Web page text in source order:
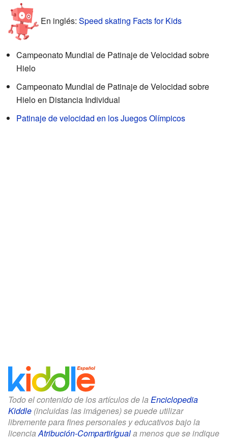
En inglés: Speed skating Facts for Kids
Campeonato Mundial de Patinaje de Velocidad sobre
Hielo
Campeonato Mundial de Patinaje de Velocidad sobre
Hielo en Distancia Individual
Patinaje de velocidad en los Juegos Olímpicos
Todo el contenido de los artículos de la Enciclopedia
Kiddle (incluidas las imágenes) se puede utilizar
libremente para fines personales y educativos bajo la
licenciaAtribución-CompartirIguala menos que se indique